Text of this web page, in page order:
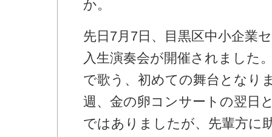
か。
先日7月7日、目黒区中小企業
入生演奏会が開催されました
で歌う、初めての舞台となり
週、金の卵コンサートの翌日
ではありましたが、先輩方に